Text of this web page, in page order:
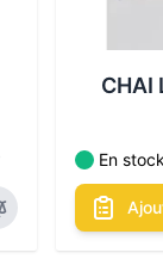
CHAI
En stock